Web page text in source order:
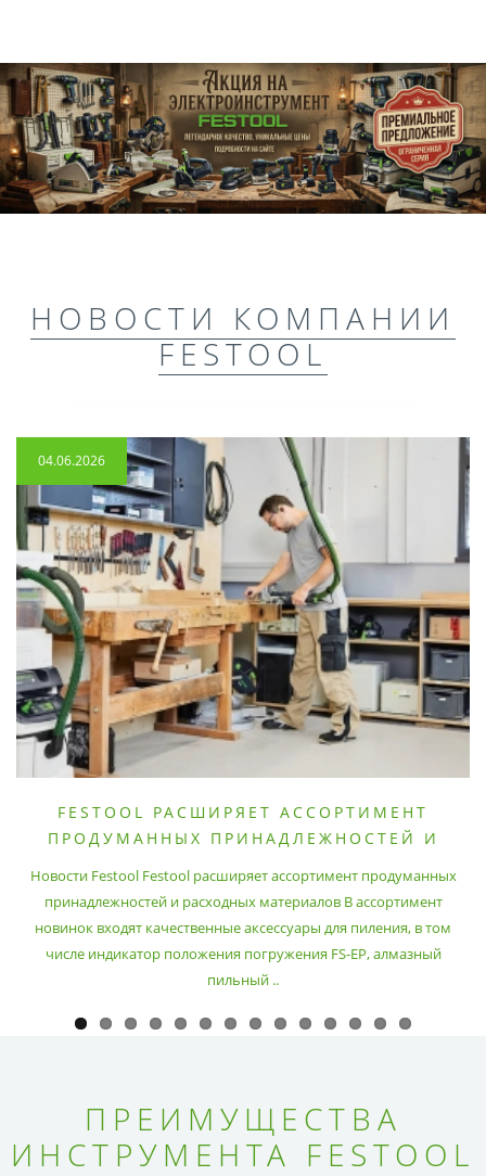
НОВОСТИ КОМПАНИИ
FESTOOL
04.06.2026
FESTOOL РАСШИРЯЕТ АССОРТИМЕНТ
ПРОДУМАННЫХ ПРИНАДЛЕЖНОСТЕЙ И
Новости Festool Festool расширяет ассортимент продуманных
принадлежностей и расходных материалов В ассортимент
новинок входят качественные аксессуары для пиления, в том
числе индикатор положения погружения FS-EP, алмазный
пильный ..
ПРЕИМУЩЕСТВА
ИНСТРУМЕНТА FESTOOL